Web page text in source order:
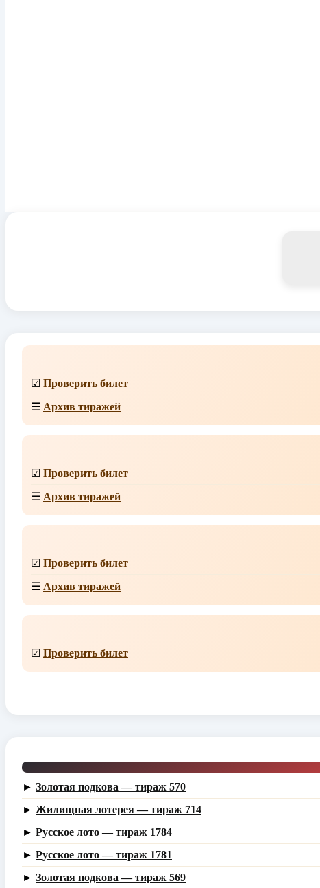
☑ Проверить билет
☰ Архив тиражей
☑ Проверить билет
☰ Архив тиражей
☑ Проверить билет
☰ Архив тиражей
☑ Проверить билет
► Золотая подкова — тираж 570
► Жилищная лотерея — тираж 714
► Русское лото — тираж 1784
► Русское лото — тираж 1781
► Золотая подкова — тираж 569